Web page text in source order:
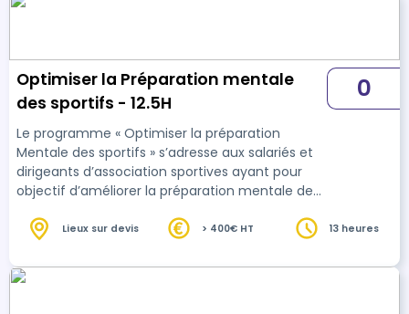
Optimiser la Préparation mentale
des sportifs - 12.5H
Le programme « Optimiser la préparation
Mentale des sportifs » s’adresse aux salariés et
dirigeants d’association sportives ayant pour
objectif d’améliorer la préparation mentale de
0
Lieux sur devis > 400€ HT 13 heures